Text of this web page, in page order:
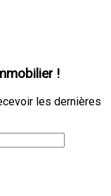
!
les dernières